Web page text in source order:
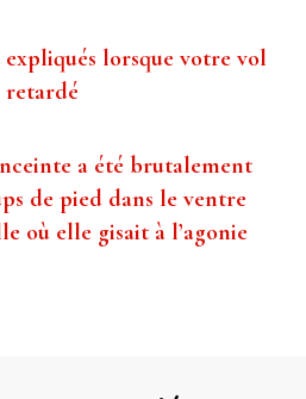
lorsque votre vol
retardé
a été brutalement
de pied dans le ventre
où elle gisait à l’agonie